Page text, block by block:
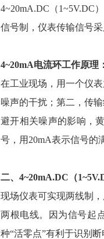
4~20mA.DC（1~5V.DC
信号制，仪表传输信号
4~20mA电流环工作原理
在工业现场，用一个仪
噪声的干扰；第二，传
避开相关噪声的影响，
号，用20mA表示信号的
二、4~20mA.DC（
现场仪表可实现两线制
两根电线。因为信号起
种“活零点”有利于识别